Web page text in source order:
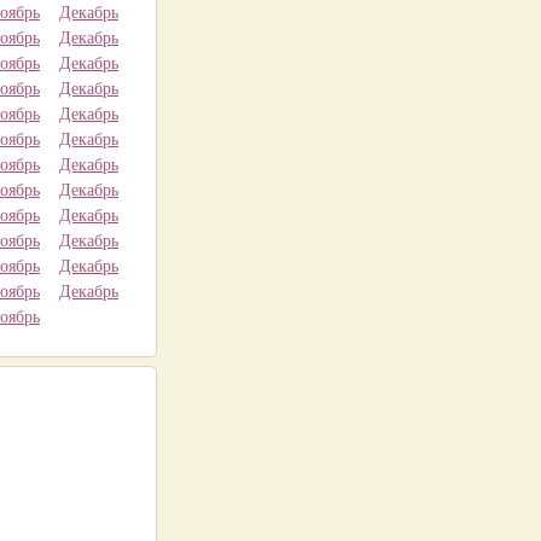
Декабрь
Декабрь
Декабрь
Декабрь
Декабрь
Декабрь
Декабрь
Декабрь
Декабрь
Декабрь
Декабрь
Декабрь